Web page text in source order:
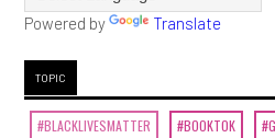
Powered by Translate
TOPIC
#BLACKLIVESMATTER #BOOKTOK